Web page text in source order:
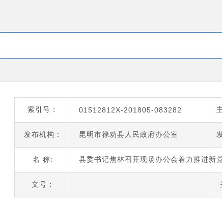
索引号： 01512812X-201805-083282
发布机构： 昆明市禄劝县人民政府办公室
名 称: 县委书记焦林召开现场办公会着力推进新
文号：